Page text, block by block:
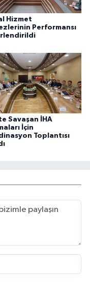
Hizmet
Performansı
Savaşan İHA
İçin
Toplantısı